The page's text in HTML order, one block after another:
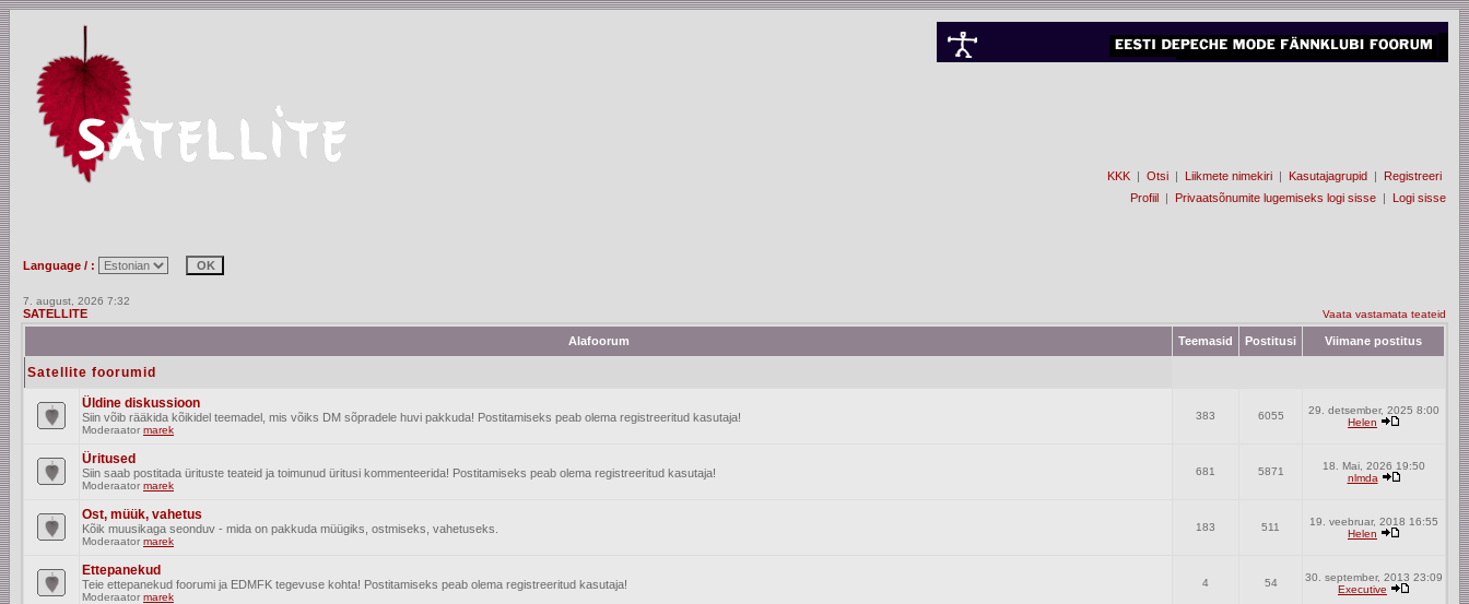
KKK | Otsi | Liikmete nimekiri | Kasutajagrupid | Registreeri
Profiil | Privaatsõnumite lugemiseks logi sisse | Logi sisse
Language / :
7. august, 2026 7:32
SATELLITE Vaata vastamata teateid
Alafoorum Teemasid Postitusi Viimane postitus
Satellite foorumid
Üldine diskussioon
Siin võib rääkida kõikidel teemadel, mis võiks DM sõpradele huvi pakkuda! Postitamiseks peab olema registreeritud kasutaja!
Moderaator marek
383 6055
29. detsember, 2025 8:00
Helen
Üritused
Siin saab postitada ürituste teateid ja toimunud üritusi kommenteerida! Postitamiseks peab olema registreeritud kasutaja!
Moderaator marek
681 5871
18. Mai, 2026 19:50
nlmda
Ost, müük, vahetus
Kõik muusikaga seonduv - mida on pakkuda müügiks, ostmiseks, vahetuseks.
Moderaator marek
183 511
19. veebruar, 2018 16:55
Helen
Ettepanekud
Teie ettepanekud foorumi ja EDMFK tegevuse kohta! Postitamiseks peab olema registreeritud kasutaja!
Moderaator marek
4 54
30. september, 2013 23:09
Executive